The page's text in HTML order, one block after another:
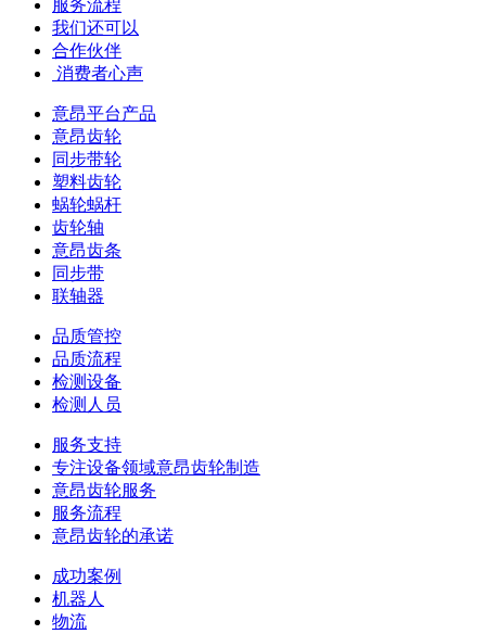
服务流程
我们还可以
合作伙伴
​ 消费者心声
意昂平台产品
意昂齿轮
同步带轮
塑料齿轮
蜗轮蜗杆
齿轮轴
意昂齿条
同步带
联轴器
品质管控
品质流程
检测设备
检测人员
服务支持
专注设备领域意昂齿轮制造
意昂齿轮服务
服务流程
意昂齿轮的承诺
成功案例
机器人
物流